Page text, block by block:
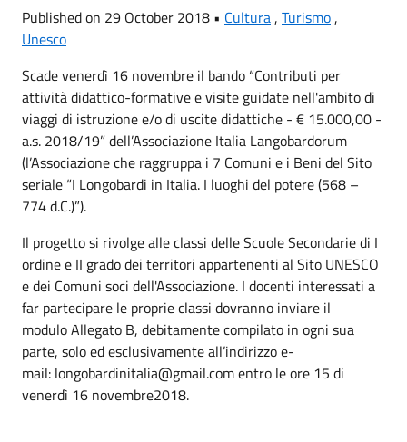
Published on 29 October 2018 • Cultura, Turismo,
Unesco
Scade venerdì 16 novembre il bando “Contributi per
attività didattico-formative e visite guidate nell'ambito di
viaggi di istruzione e/o di uscite didattiche - € 15.000,00 -
a.s. 2018/19” dell’Associazione Italia Langobardorum
(l’Associazione che raggruppa i 7 Comuni e i Beni del Sito
seriale “I Longobardi in Italia. I luoghi del potere (568 –
774 d.C.)”).
Il progetto si rivolge alle classi delle Scuole Secondarie di I
ordine e II grado dei territori appartenenti al Sito UNESCO
e dei Comuni soci dell'Associazione. I docenti interessati a
far partecipare le proprie classi dovranno inviare il
modulo Allegato B, debitamente compilato in ogni sua
parte, solo ed esclusivamente all’indirizzo e-
mail: longobardinitalia@gmail.com entro le ore 15 di
venerdì 16 novembre2018.